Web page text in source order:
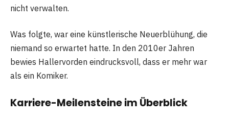
nicht verwalten.
Was folgte, war eine künstlerische Neuerblühung, die
niemand so erwartet hatte. In den 2010er Jahren
bewies Hallervorden eindrucksvoll, dass er mehr war
als ein Komiker.
Karriere-Meilensteine im Überblick